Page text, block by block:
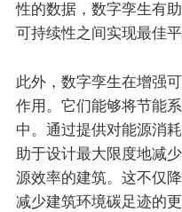
性的数据，数字孪生有
可持续性之间实现最佳平
此外，数字孪生在增强
作用。它们能够将节能
中。通过提供对能源消
助于设计最大限度地减
源效率的建筑。这不仅
减少建筑环境碳足迹的更